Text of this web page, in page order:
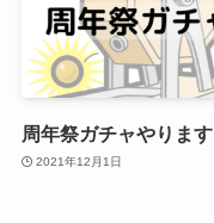
周年祭ガチャやります
2021年12月1日